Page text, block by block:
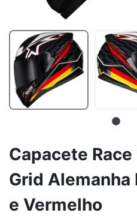
Capacete
Grid Alemanha
e Vermelho